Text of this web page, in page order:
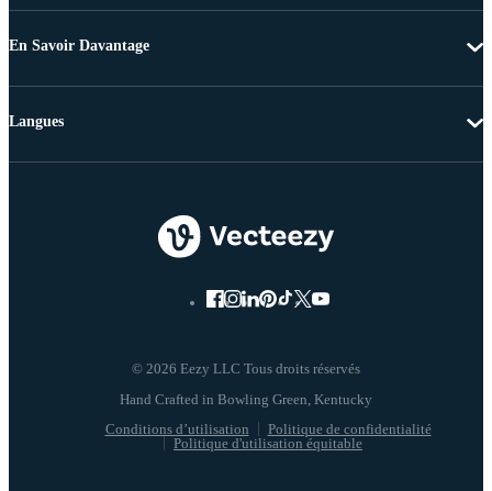
En Savoir Davantage
© 2026 Eezy LLC Tous droits réservés
Conditions d’utilisation
Politique de confidentialité
Politique d'utilisation équitable
Langues